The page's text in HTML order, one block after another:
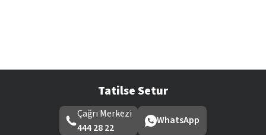
Tatilse Setur
Çağrı Merkezi
444 28 22
WhatsApp